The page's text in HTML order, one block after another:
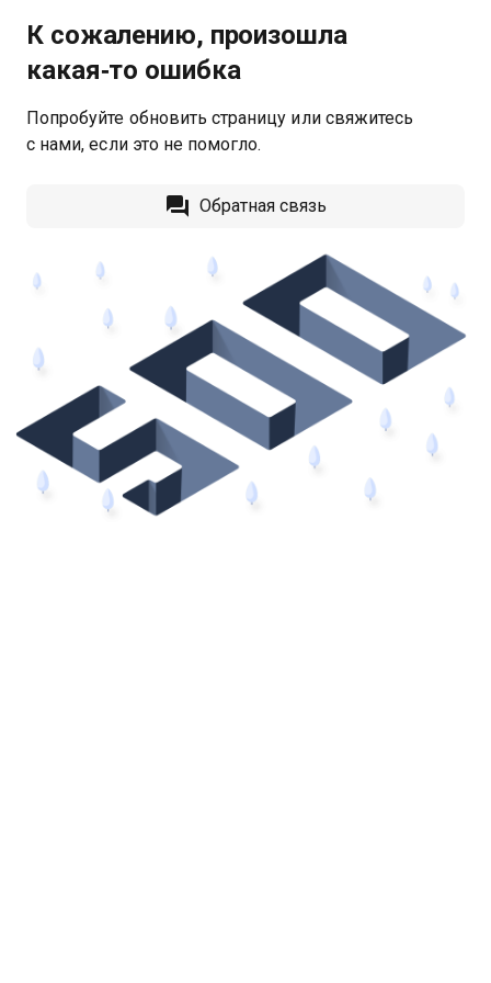
К сожалению, произошла
какая‑то ошибка
Попробуйте обновить страницу или свяжитесь
с нами, если это не помогло.
Обратная связь